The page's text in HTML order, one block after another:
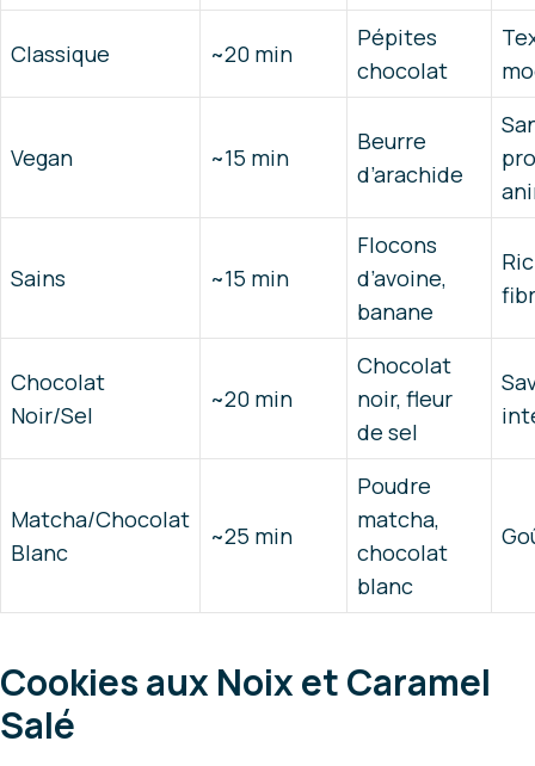
Classique ~20 min
Pépites
chocolat
Vegan ~15 min
Beurre
d’arachide
Sains ~15 min
Flocons
d’avoine,
banane
Chocolat
Noir/Sel
~20 min
Chocolat
noir, fleur
de sel
Matcha/Chocolat
Blanc
~25 min
Poudre
matcha,
chocolat
blanc
Cookies aux Noix et Caramel
Salé